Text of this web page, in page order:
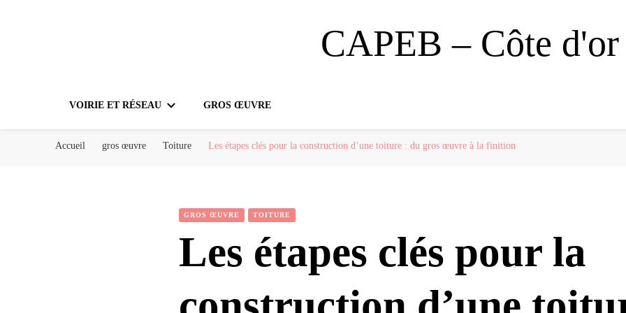
CAPEB – Côte d'or
VOIRIE ET RÉSEAU GROS ŒUVRE
Accueil gros œuvre Toiture Les étapes clés pour la construction d’une toiture : du gros œuvre à la finition
GROS ŒUVRE TOITURE
Les étapes clés pour la